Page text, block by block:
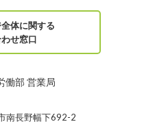
体に関する
せ窓口
働部 営業局
南長野幅下692-2